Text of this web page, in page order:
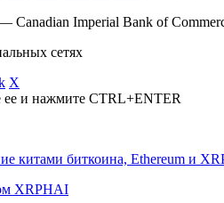
Imperial Bank of
сетях
X
и нажмите CTRL+ENTER
китами биткоина, Ethereum и
XRPHAI